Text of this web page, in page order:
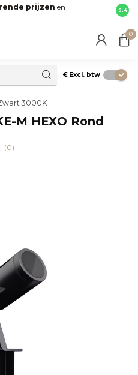
prijzen en
direct
9.4
0
€ Excl. btw
3000K
M HEXO Rond
(0)